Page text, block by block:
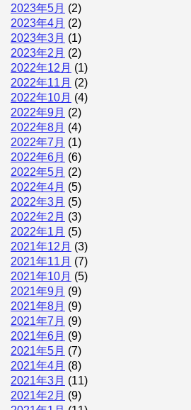
2023年5月 (2)
2023年4月 (2)
2023年3月 (1)
2023年2月 (2)
2022年12月 (1)
2022年11月 (2)
2022年10月 (4)
2022年9月 (2)
2022年8月 (4)
2022年7月 (1)
2022年6月 (6)
2022年5月 (2)
2022年4月 (5)
2022年3月 (5)
2022年2月 (3)
2022年1月 (5)
2021年12月 (3)
2021年11月 (7)
2021年10月 (5)
2021年9月 (9)
2021年8月 (9)
2021年7月 (9)
2021年6月 (9)
2021年5月 (7)
2021年4月 (8)
2021年3月 (11)
2021年2月 (9)